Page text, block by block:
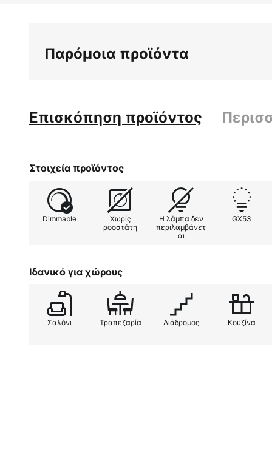
συλλογής
Παρόμοια προϊόντα
Επισκόπηση προϊόντος
Στοιχεία προϊόντος
Dimmable
Χωρίς
ροοστάτη
Η λάμπα δεν
περιλαμβάνετ
αι
GX53
Ιδανικό για χώρους
Σαλόνι Τραπεζαρία Διάδρομος Κουζίνα